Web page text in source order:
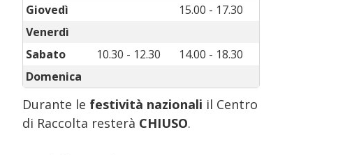
Giovedì
15.00 - 17.30
Venerdì
Sabato
10.30 - 12.30
14.00 - 18.30
Domenica
Durante le festività nazionali il Centro
di Raccolta resterà CHIUSO.